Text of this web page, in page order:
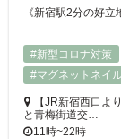
#新型コロナ対策
#マグネットネイ
【JR新宿西口よ
と青梅街道交…
11時~22時